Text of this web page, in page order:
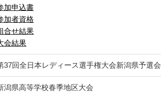
加申込書
加者資格
合せ結果
会結果
37回全日本レディース選手権大会新潟県予選会
潟県高等学校春季地区大会